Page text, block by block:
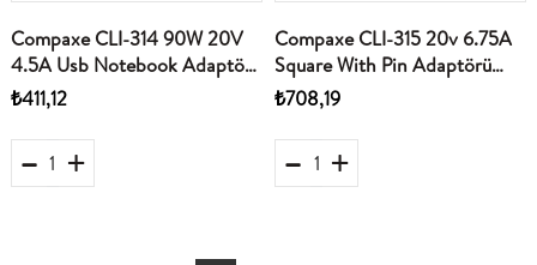
Compaxe CLI-314 90W 20V
4.5A Usb Notebook Adaptörü
Ibm-Lenovo
₺411,12
Compaxe CLI-315 20v 6.75A
Square With Pin Adaptörü
Ibm-Lenovo
₺708,19